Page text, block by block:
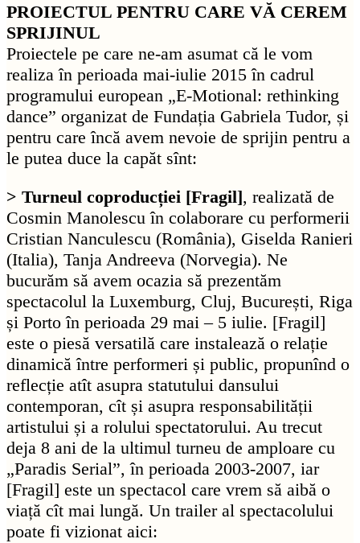
PROIECTUL PENTRU CARE VĂ CEREM
SPRIJINUL
Proiectele pe care ne-am asumat că le vom
realiza în perioada mai-iulie 2015 în cadrul
programului european „E-Motional: rethinking
dance” organizat de Fundația Gabriela Tudor, și
pentru care încă avem nevoie de sprijin pentru a
le putea duce la capăt sînt:
> Turneul coproducției [Fragil], realizată de
Cosmin Manolescu în colaborare cu performerii
Cristian Nanculescu (România), Giselda Ranieri
(Italia), Tanja Andreeva (Norvegia). Ne
bucurăm să avem ocazia să prezentăm
spectacolul la Luxemburg, Cluj, București, Riga
și Porto în perioada 29 mai – 5 iulie. [Fragil]
este o piesă versatilă care instalează o relație
dinamică între performeri și public, propunînd o
reflecție atît asupra statutului dansului
contemporan, cît și asupra responsabilității
artistului și a rolului spectatorului. Au trecut
deja 8 ani de la ultimul turneu de amploare cu
„Paradis Serial”, în perioada 2003-2007, iar
[Fragil] este un spectacol care vrem să aibă o
viață cît mai lungă. Un trailer al spectacolului
poate fi vizionat aici: